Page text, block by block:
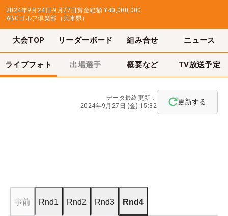
2024年9月24日-9月27日賞金総額 ¥40,000,000
ABCゴルフ倶楽部（兵庫県）
大会TOP リーダーボード 組み合せ ニュース
ライブフォト 出場選手 概要など TV放送予定
データ最終更新：
2024年9月27日 (金) 15:32
更新する
事前 Rnd1 Rnd2 Rnd3 Rnd4